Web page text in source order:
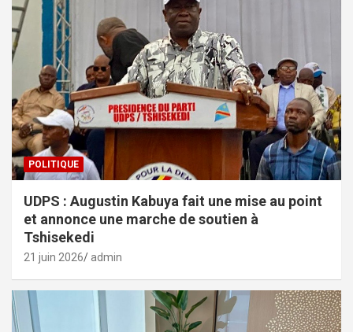
POLITIQUE
UDPS : Augustin Kabuya fait une mise au point
et annonce une marche de soutien à
Tshisekedi
21 juin 2026 admin